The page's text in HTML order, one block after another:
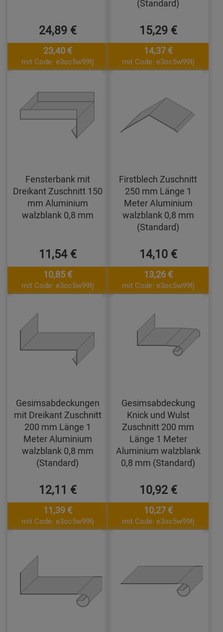
24,89 €
23,40 €
mit Code: e3oc5w99fj
(Standard)
15,29 €
14,37 €
mit Code: e3oc5w99fj
Fensterbank mit
Dreikant Zuschnitt 150
mm Aluminium
walzblank 0,8 mm
11,54 €
10,85 €
mit Code: e3oc5w99fj
Firstblech Zuschnitt
250 mm Länge 1
Meter Aluminium
walzblank 0,8 mm
(Standard)
14,10 €
13,26 €
mit Code: e3oc5w99fj
Gesimsabdeckungen
mit Dreikant Zuschnitt
200 mm Länge 1
Meter Aluminium
walzblank 0,8 mm
(Standard)
12,11 €
11,39 €
mit Code: e3oc5w99fj
Gesimsabdeckung
Knick und Wulst
Zuschnitt 200 mm
Länge 1 Meter
Aluminium walzblank
0,8 mm (Standard)
10,92 €
10,27 €
mit Code: e3oc5w99fj